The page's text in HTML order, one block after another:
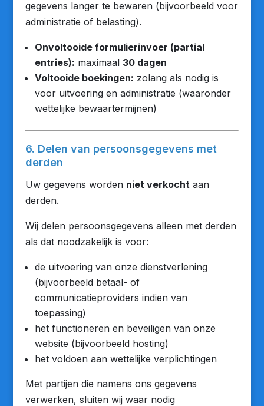
gegevens langer te bewaren (bijvoorbeeld voor
administratie of belasting).
Onvoltooide formulierinvoer (partial
entries): maximaal 30 dagen
Voltooide boekingen: zolang als nodig is
voor uitvoering en administratie (waaronder
wettelijke bewaartermijnen)
6. Delen van persoonsgegevens met
derden
Uw gegevens worden niet verkochtaan
derden.
Wij delen persoonsgegevens alleen met derden
als dat noodzakelijk is voor:
de uitvoering van onze dienstverlening
(bijvoorbeeld betaal- of
communicatieproviders indien van
toepassing)
het functioneren en beveiligen van onze
website (bijvoorbeeld hosting)
het voldoen aan wettelijke verplichtingen
Met partijen die namens ons gegevens
verwerken, sluiten wij waar nodig